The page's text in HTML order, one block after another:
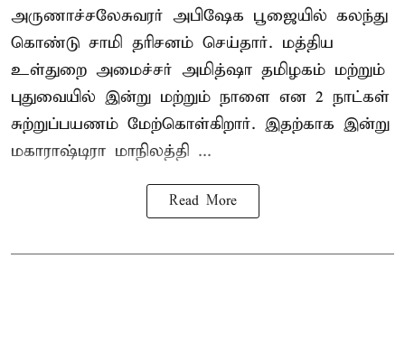
அருணாச்சலேசுவரர் அபிஷேக பூஜையில் கலந்து
கொண்டு சாமி தரிசனம் செய்தார். மத்திய
உள்துறை அமைச்சர் அமித்ஷா தமிழகம் மற்றும்
புதுவையில் இன்று மற்றும் நாளை என 2 நாட்கள்
சுற்றுப்பயணம் மேற்கொள்கிறார். இதற்காக இன்று
மகாராஷ்டிரா மாநிலத்தி ...
Read More